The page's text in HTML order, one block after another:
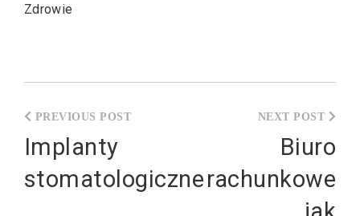
Zdrowie
wpisu
Implanty
stomatologiczne
Biuro
rachunkowe